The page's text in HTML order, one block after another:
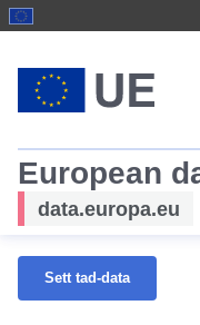
European
data.europa.eu
Sett tad-data